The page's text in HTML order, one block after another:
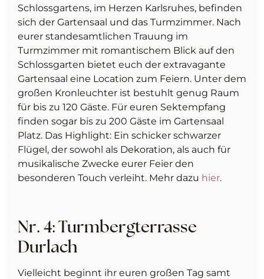
Schlossgartens, im Herzen Karlsruhes, befinden
sich der Gartensaal und das Turmzimmer. Nach
eurer standesamtlichen Trauung im
Turmzimmer mit romantischem Blick auf den
Schlossgarten bietet euch der extravagante
Gartensaal eine Location zum Feiern. Unter dem
großen Kronleuchter ist bestuhlt genug Raum
für bis zu 120 Gäste. Für euren Sektempfang
finden sogar bis zu 200 Gäste im Gartensaal
Platz. Das Highlight: Ein schicker schwarzer
Flügel, der sowohl als Dekoration, als auch für
musikalische Zwecke eurer Feier den
besonderen Touch verleiht. Mehr dazu hier.
Nr. 4: Turmbergterrasse
Durlach
Vielleicht beginnt ihr euren großen Tag samt